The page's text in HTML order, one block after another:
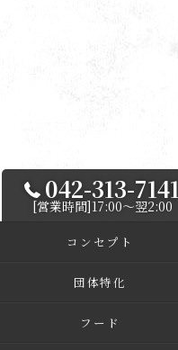
042-313-7141
[営業時間]17:00～翌2:00
コンセプト
団体特化
フード